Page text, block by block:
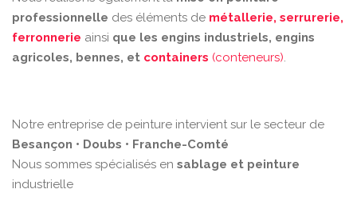
professionnelle des éléments de métallerie, serrurerie,
ferronnerie ainsi que les engins industriels, engins
agricoles, bennes, et containers (conteneurs).
Notre entreprise de peinture intervient sur le secteur de
Besançon • Doubs • Franche-Comté
Nous sommes spécialisés en sablage et peinture
industrielle